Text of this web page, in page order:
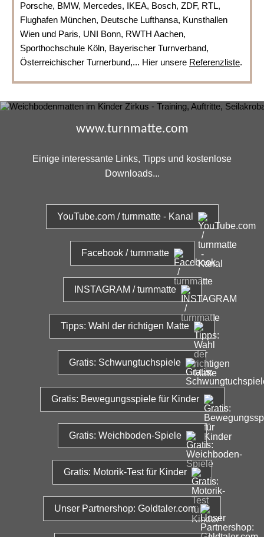
Porsche, BMW, Mercedes, IKEA, Bosch, ZDF, RTL,
Flughafen München, Deutsche Lufthansa, Kunsthallen
Wien und Paris, UNI Bonn, RWTH Aachen,
Sporthochschule Köln, Bayerischer Turnverband,
Österreichischer Turnerbund,... Hier unsere Referenzliste.
www.turnmatte.com
Einige interessante Links, Tipps und kostenlose
Downloads...
YouTube.com / turnmatte - Kanal
Facebook / turnmatte
INSTAGRAM / turnmatte
Tipps: Wahl der richtigen Matte
Gratis: Schwungtuchspiele
Gratis: Bewegungsspiele für Kinder
Gratis: Weichboden-Spiele
Gratis: Motorik-Test für Kinder
Unser Partnershop: Goldtaler.com